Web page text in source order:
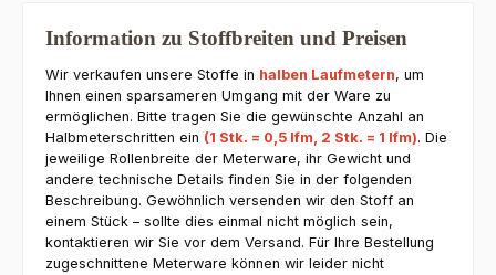
Information zu Stoffbreiten und Preisen
Wir verkaufen unsere Stoffe in halben Laufmetern, um
Ihnen einen sparsameren Umgang mit der Ware zu
ermöglichen. Bitte tragen Sie die gewünschte Anzahl an
Halbmeterschritten ein (1 Stk. = 0,5 lfm, 2 Stk. = 1 lfm). Die
jeweilige Rollenbreite der Meterware, ihr Gewicht und
andere technische Details finden Sie in der folgenden
Beschreibung. Gewöhnlich versenden wir den Stoff an
einem Stück – sollte dies einmal nicht möglich sein,
kontaktieren wir Sie vor dem Versand. Für Ihre Bestellung
zugeschnittene Meterware können wir leider nicht